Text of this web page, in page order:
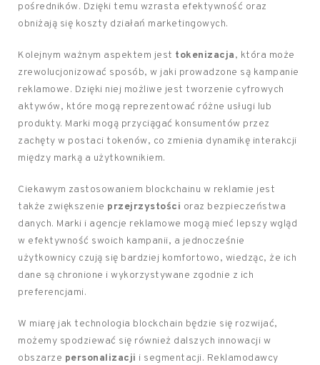
pośredników. Dzięki temu wzrasta efektywność oraz
obniżają się koszty działań marketingowych.
Kolejnym ważnym aspektem jest tokenizacja, która może
zrewolucjonizować sposób, w jaki prowadzone są kampanie
reklamowe. Dzięki niej możliwe jest tworzenie cyfrowych
aktywów, które mogą reprezentować różne usługi lub
produkty. Marki mogą przyciągać konsumentów przez
zachęty w postaci tokenów, co zmienia dynamikę interakcji
między marką a użytkownikiem.
Ciekawym zastosowaniem blockchainu w reklamie jest
także zwiększenie przejrzystości oraz bezpieczeństwa
danych. Marki i agencje reklamowe mogą mieć lepszy wgląd
w efektywność swoich kampanii, a jednocześnie
użytkownicy czują się bardziej komfortowo, wiedząc, że ich
dane są chronione i wykorzystywane zgodnie z ich
preferencjami.
W miarę jak technologia blockchain będzie się rozwijać,
możemy spodziewać się również dalszych innowacji w
obszarze personalizacji i segmentacji. Reklamodawcy